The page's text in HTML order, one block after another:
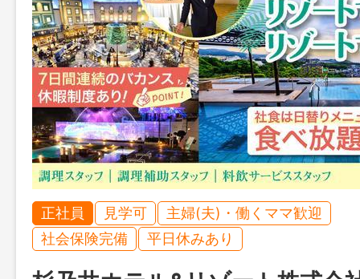
正社員 見学可
主婦(夫)・働くママ歓迎
社会保険完備
平日休みあり